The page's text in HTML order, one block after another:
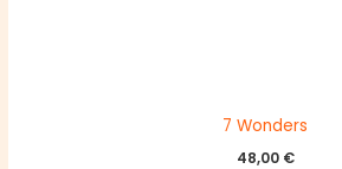
7 Wonders
48,00 €